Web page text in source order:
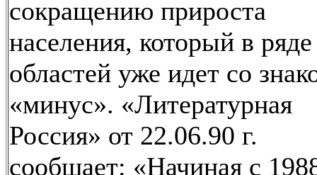
сокращению прироста
населения, который в ряде
областей уже идет со
«минус». «Литературная
Россия» от 22.06.90 г.
сообщает: «Начиная с